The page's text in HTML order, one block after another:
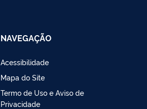
NAVEGAÇÃO
Acessibilidade
Mapa do Site
Termo de Uso e Aviso de
Privacidade